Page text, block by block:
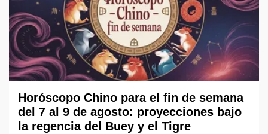
Horóscopo Chino para el fin de semana
del 7 al 9 de agosto: proyecciones bajo
la regencia del Buey y el Tigre